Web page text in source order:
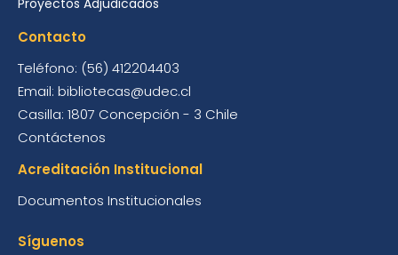
Proyectos Adjudicados
Contacto
Teléfono: (56) 412204403
Email: bibliotecas@udec.cl
Casilla: 1807 Concepción - 3 Chile
Contáctenos
Acreditación Institucional
Documentos Institucionales
Síguenos